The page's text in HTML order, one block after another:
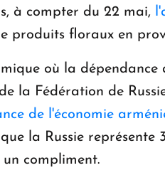
à compter du 22 mai,
produits floraux en
où la dépendance
la Fédération de
de l'économie
la Russie
compliment.